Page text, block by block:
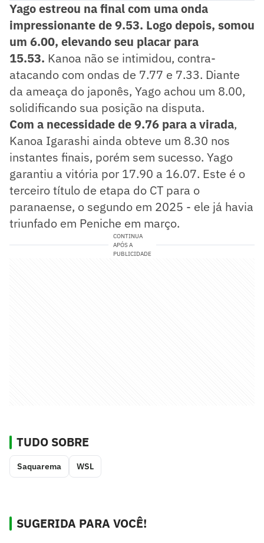
Yago estreou na final com uma onda
impressionante de 9.53. Logo depois, somou
um 6.00, elevando seu placar para
15.53. Kanoa não se intimidou, contra-
atacando com ondas de 7.77 e 7.33. Diante
da ameaça do japonês, Yago achou um 8.00,
solidificando sua posição na disputa.
Com a necessidade de 9.76 para a virada,
Kanoa Igarashi ainda obteve um 8.30 nos
instantes finais, porém sem sucesso. Yago
garantiu a vitória por 17.90 a 16.07. Este é o
terceiro título de etapa do CT para o
paranaense, o segundo em 2025 - ele já havia
triunfado em Peniche em março.
CONTINUA
APÓS A
PUBLICIDADE
TUDO SOBRE
Saquarema WSL
SUGERIDA PARA VOCÊ!